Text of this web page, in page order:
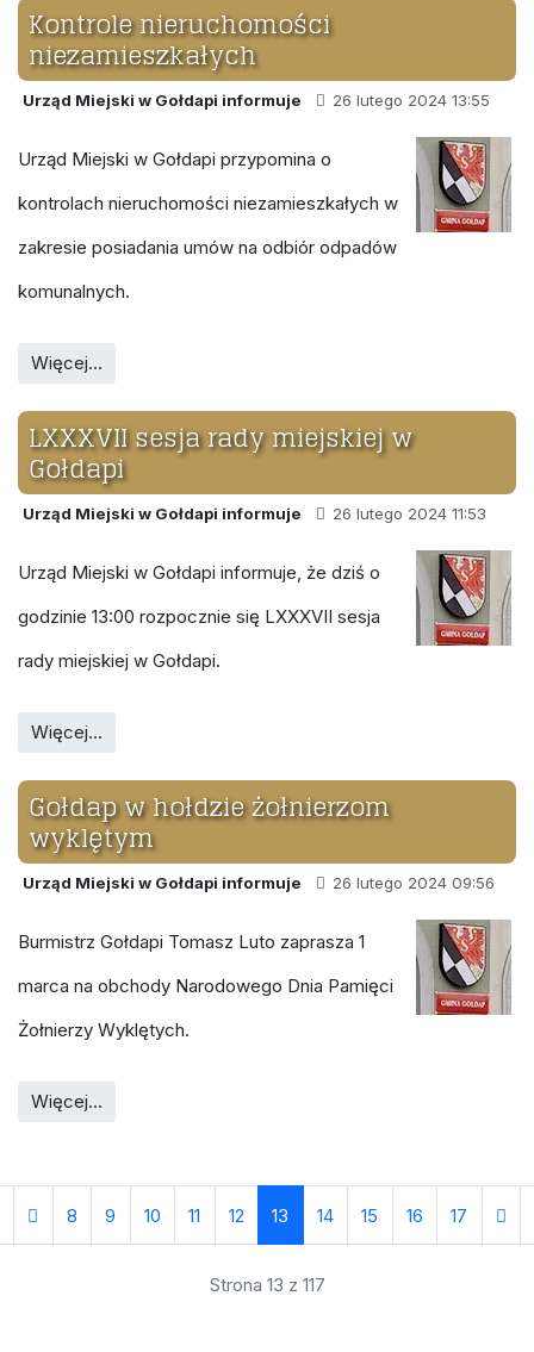
Kontrole nieruchomości
niezamieszkałych
Urząd Miejski w Gołdapi informuje 26 lutego 2024 13:55
Urząd Miejski w Gołdapi przypomina o
kontrolach nieruchomości niezamieszkałych w
zakresie posiadania umów na odbiór odpadów
komunalnych.
Więcej…
LXXXVII sesja rady miejskiej w
Gołdapi
Urząd Miejski w Gołdapi informuje 26 lutego 2024 11:53
Urząd Miejski w Gołdapi informuje, że dziś o
godzinie 13:00 rozpocznie się LXXXVII sesja
rady miejskiej w Gołdapi.
Więcej…
Gołdap w hołdzie żołnierzom
wyklętym
Urząd Miejski w Gołdapi informuje 26 lutego 2024 09:56
Burmistrz Gołdapi Tomasz Luto zaprasza 1
marca na obchody Narodowego Dnia Pamięci
Żołnierzy Wyklętych.
Więcej…
8 9 10 11 12 13 14 15 16 17
Strona 13 z 117